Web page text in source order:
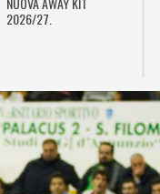
2026/27.